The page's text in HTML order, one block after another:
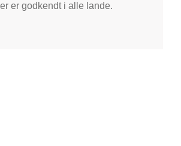
er godkendt i alle lande.